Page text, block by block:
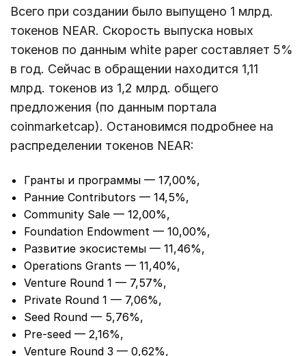
Всего при создании было выпущено 1 млрд.
токенов NEAR. Скорость выпуска новых
токенов по данным white paper составляет 5%
в год. Сейчас в обращении находится 1,11
млрд. токенов из 1,2 млрд. общего
предложения (по данным портала
coinmarketcap). Остановимся подробнее на
распределении токенов NEAR:
Гранты и программы — 17,00%,
Ранние Contributors — 14,5%,
Community Sale — 12,00%,
Foundation Endowment — 10,00%,
Развитие экосистемы — 11,46%,
Operations Grants — 11,40%,
Venture Round 1 — 7,57%,
Private Round 1 — 7,06%,
Seed Round — 5,76%,
Pre-seed — 2,16%,
Venture Round 3 — 0,62%,